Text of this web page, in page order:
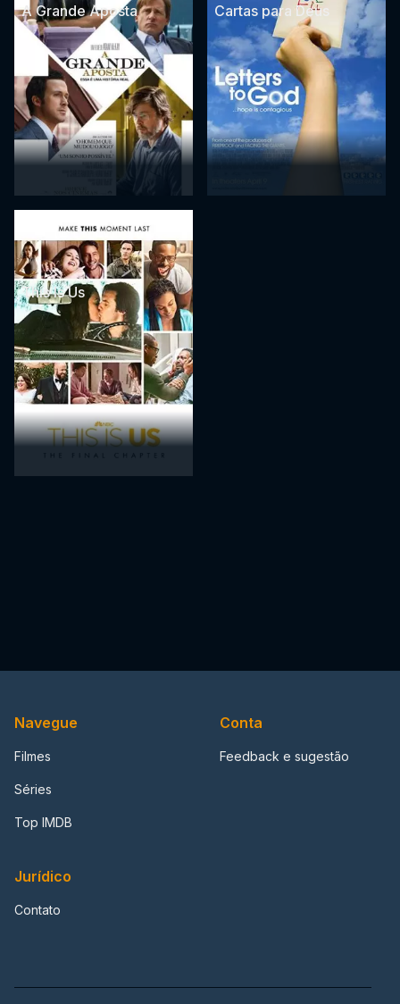
A Grande Aposta Cartas para Deus
This Is Us
Navegue
Filmes
Séries
Top IMDB
Conta
Feedback e sugestão
Jurídico
Contato